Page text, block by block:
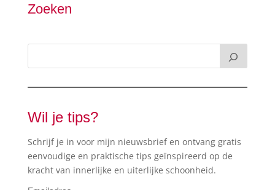
Zoeken
Wil je tips?
Schrijf je in voor mijn nieuwsbrief en ontvang gratis
eenvoudige en praktische tips geïnspireerd op de
kracht van innerlijke en uiterlijke schoonheid.